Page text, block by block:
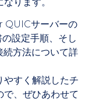
QUICサーバーの
設定手順、そし
方法について詳
やすく解説したチ
で、ぜひあわせて